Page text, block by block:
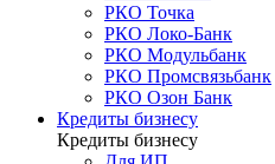
РКО Точка
РКО Локо-Банк
РКО Модульбанк
РКО Промсвязьбанк
РКО Озон Банк
Кредиты бизнесу
Кредиты бизнесу